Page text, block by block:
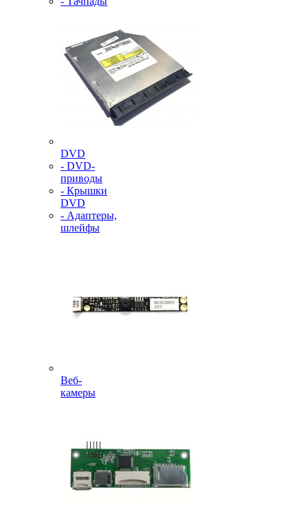
DVD
- DVD-
приводы
- Крышки
DVD
- Адаптеры,
шлейфы
Веб-
камеры